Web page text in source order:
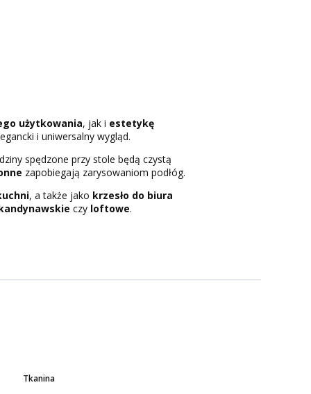
użytkowania, jak i estetykę
i uniwersalny wygląd.
spędzone przy stole będą czystą
zapobiegają zarysowaniom podłóg.
, a także jako krzesło do biura
czy loftowe.
Tkanina